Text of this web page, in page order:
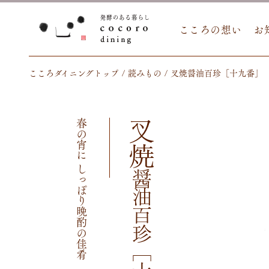
こころの想い お
こころダイニングトップ 読みもの 叉焼醤油百珍［十九番」
春の宵に しっぽり晩酌の佳肴 叉焼